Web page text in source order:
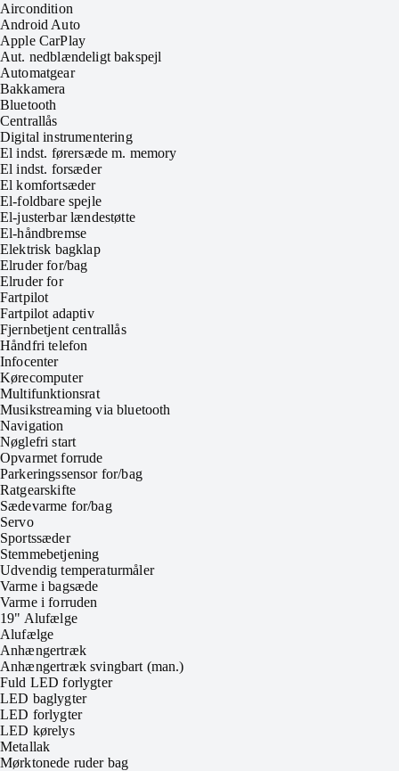
Aircondition
Android Auto
Apple CarPlay
Aut. nedblændeligt bakspejl
Automatgear
Bakkamera
Bluetooth
Centrallås
Digital instrumentering
El indst. førersæde m. memory
El indst. forsæder
El komfortsæder
El-foldbare spejle
El-justerbar lændestøtte
El-håndbremse
Elektrisk bagklap
Elruder for/bag
Elruder for
Fartpilot
Fartpilot adaptiv
Fjernbetjent centrallås
Håndfri telefon
Infocenter
Kørecomputer
Multifunktionsrat
Musikstreaming via bluetooth
Navigation
Nøglefri start
Opvarmet forrude
Parkeringssensor for/bag
Ratgearskifte
Sædevarme for/bag
Servo
Sportssæder
Stemmebetjening
Udvendig temperaturmåler
Varme i bagsæde
Varme i forruden
19" Alufælge
Alufælge
Anhængertræk
Anhængertræk svingbart (man.)
Fuld LED forlygter
LED baglygter
LED forlygter
LED kørelys
Metallak
Mørktonede ruder bag